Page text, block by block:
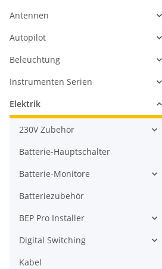
Antennen
Autopilot
Beleuchtung
Instrumenten Serien
Elektrik
230V Zubehör
Batterie-Hauptschalter
Batterie-Monitore
Batteriezubehör
BEP Pro Installer
Digital Switching
Kabel